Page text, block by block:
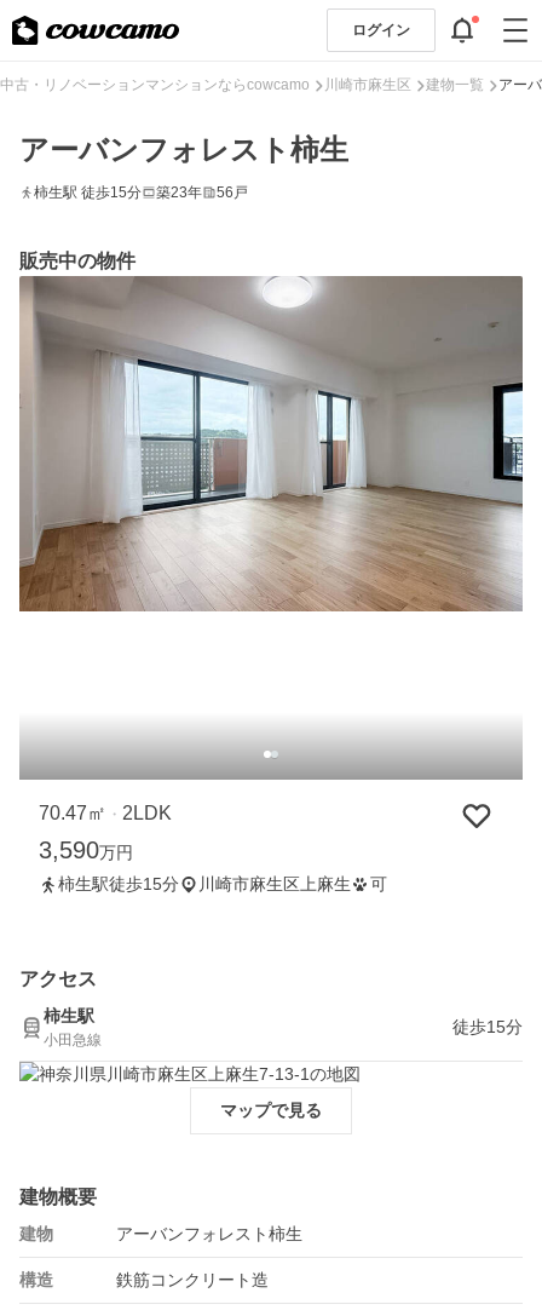
ログイン
中古・リノベーションマンションならcowcamo 川崎市麻生区 建物一覧 アー
アーバンフォレスト柿生
柿生駅 徒歩15分 築23年 56戸
販売中の物件
70.47㎡ ・ 2LDK
3,590万円
柿生駅徒歩15分
川崎市麻生区上麻生 可
アクセス
柿生駅
小田急線
徒歩15分
マップで見る
建物概要
建物 アーバンフォレスト柿生
構造 鉄筋コンクリート造